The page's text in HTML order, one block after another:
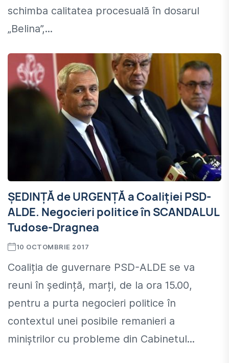
schimba calitatea procesuală în dosarul
„Belina”,...
ȘEDINȚĂ de URGENȚĂ a Coaliției PSD-
ALDE. Negocieri politice în SCANDALUL
Tudose-Dragnea
10 OCTOMBRIE 2017
Coaliția de guvernare PSD-ALDE se va
reuni în ședință, marți, de la ora 15.00,
pentru a purta negocieri politice în
contextul unei posibile remanieri a
miniștrilor cu probleme din Cabinetul...